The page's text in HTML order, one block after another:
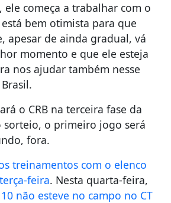
começa a trabalhar com o
bem otimista para que
apesar de ainda gradual, vá
momento e que ele esteja
nos ajudar também nesse
o CRB na terceira fase da
sorteio, o primeiro jogo será
fora.
treinamentos com o elenco
feira. Nesta quarta-feira,
não esteve no campo no CT